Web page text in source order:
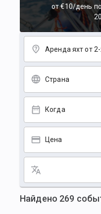
от €10/день
Аренда яхт от
Страна
Когда
Цена
Найдено 269